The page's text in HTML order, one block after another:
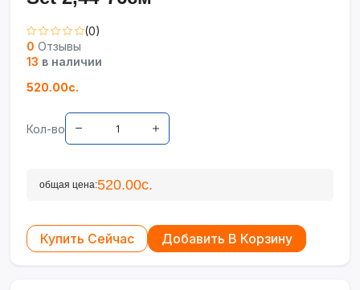
(0)
0 Отзывы
13 в наличии
520.00с.
Кол-во
общая цена:520.00с.
Купить Сейчас Добавить В Корзину